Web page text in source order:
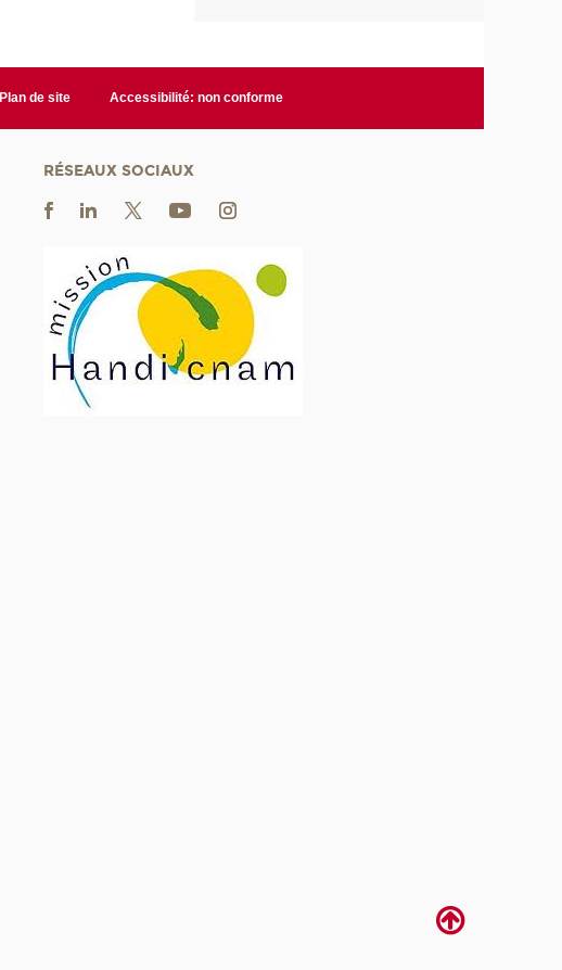
Plan de site Accessibilité: non conforme
RÉSEAUX SOCIAUX